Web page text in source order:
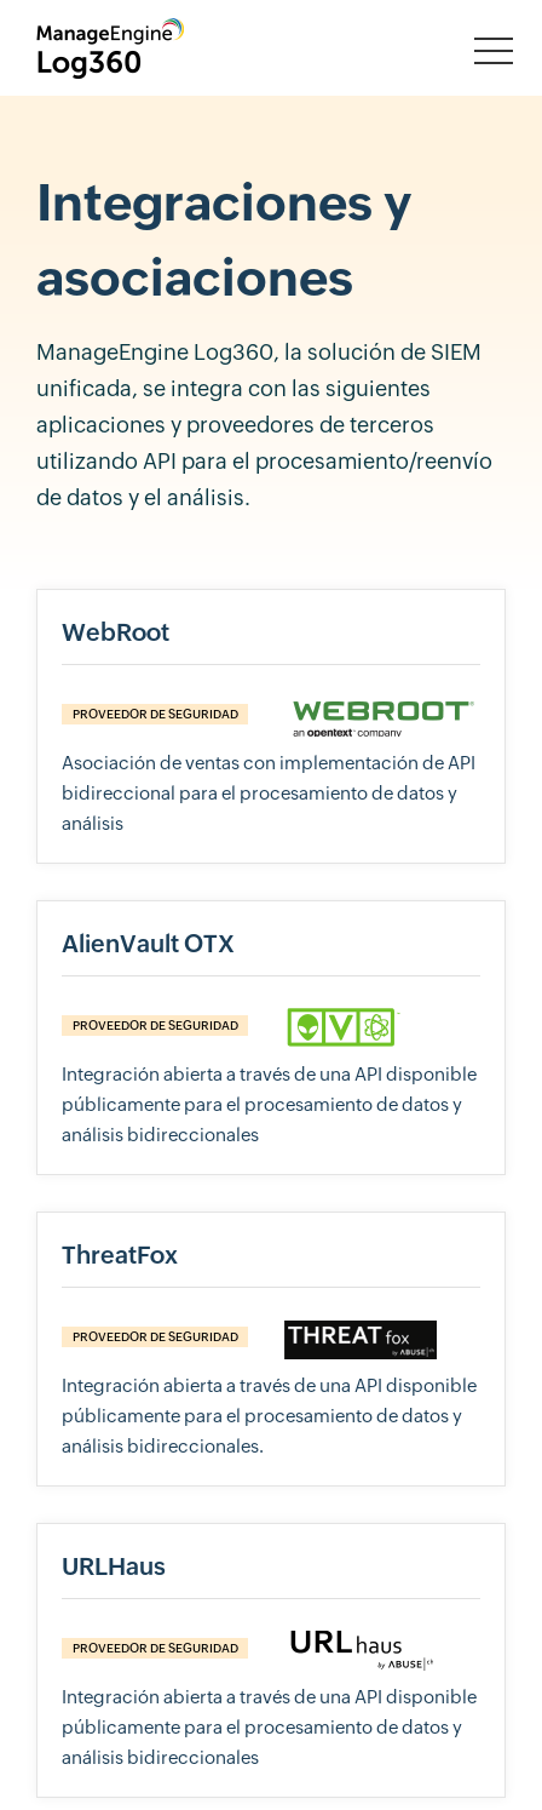
Integraciones y
asociaciones
ManageEngine Log360, la solución de SIEM
unificada, se integra con las siguientes
aplicaciones y proveedores de terceros
utilizando API para el procesamiento/reenvío
de datos y el análisis.
WebRoot
PROVEEDOR DE SEGURIDAD
Asociación de ventas con implementación de API
bidireccional para el procesamiento de datos y
análisis
AlienVault OTX
PROVEEDOR DE SEGURIDAD
Integración abierta a través de una API disponible
públicamente para el procesamiento de datos y
análisis bidireccionales
ThreatFox
PROVEEDOR DE SEGURIDAD
Integración abierta a través de una API disponible
públicamente para el procesamiento de datos y
análisis bidireccionales.
URLHaus
PROVEEDOR DE SEGURIDAD
Integración abierta a través de una API disponible
públicamente para el procesamiento de datos y
análisis bidireccionales